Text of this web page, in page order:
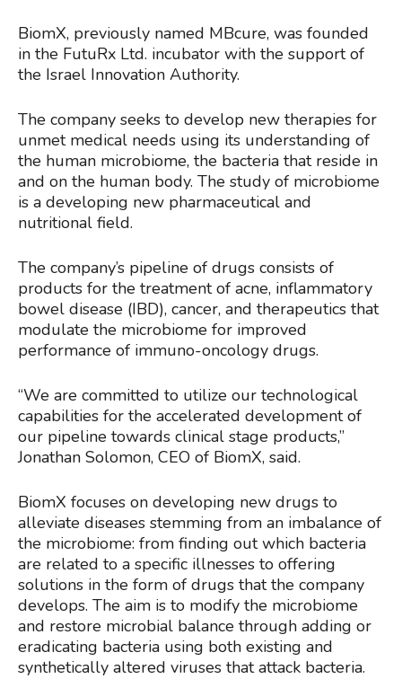
BiomX, previously named MBcure, was founded
in the FutuRx Ltd. incubator with the support of
the Israel Innovation Authority.
The company seeks to develop new therapies for
unmet medical needs using its understanding of
the human microbiome, the bacteria that reside in
and on the human body. The study of microbiome
is a developing new pharmaceutical and
nutritional field.
The company’s pipeline of drugs consists of
products for the treatment of acne, inflammatory
bowel disease (IBD), cancer, and therapeutics that
modulate the microbiome for improved
performance of immuno-oncology drugs.
“We are committed to utilize our technological
capabilities for the accelerated development of
our pipeline towards clinical stage products,”
Jonathan Solomon, CEO of BiomX, said.
BiomX focuses on developing new drugs to
alleviate diseases stemming from an imbalance of
the microbiome: from finding out which bacteria
are related to a specific illnesses to offering
solutions in the form of drugs that the company
develops. The aim is to modify the microbiome
and restore microbial balance through adding or
eradicating bacteria using both existing and
synthetically altered viruses that attack bacteria.